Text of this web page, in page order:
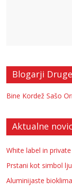
Blogarji
Bine Kordež Sašo
Aktualne
White label in
Prstani kot simbol
Aluminijaste